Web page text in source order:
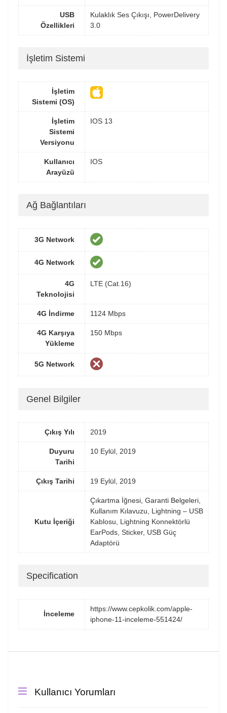
USB
Özellikleri
Kulaklık Ses Çıkışı, PowerDelivery
3.0
İşletim Sistemi
İşletim
Sistemi (OS)
İşletim
Sistemi
Versiyonu
IOS 13
Kullanıcı
Arayüzü
IOS
Ağ Bağlantıları
3G Network
4G Network
4G
Teknolojisi
LTE (Cat.16)
4G İndirme 1124 Mbps
4G Karşıya
Yükleme
150 Mbps
5G Network
Genel Bilgiler
Çıkış Yılı 2019
Duyuru
Tarihi
10 Eylül, 2019
Çıkış Tarihi 19 Eylül, 2019
Kutu İçeriği
Çıkartma İğnesi, Garanti Belgeleri,
Kullanım Kılavuzu, Lightning – USB
Kablosu, Lightning Konnektörlü
EarPods, Sticker, USB Güç
Adaptörü
Specification
İnceleme
https://www.cepkolik.com/apple-
iphone-11-inceleme-551424/
Kullanıcı Yorumları